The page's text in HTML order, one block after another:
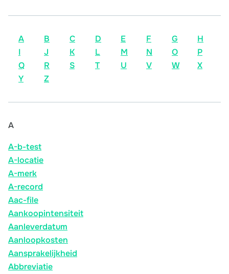
A B C D E F G
H
I
J K L M N O
P
Q
R S T U V W
X
Y
Z
A
A-b-test
A-locatie
A-merk
A-record
Aac-file
Aankoopintensiteit
Aanleverdatum
Aanloopkosten
Aansprakelijkheid
Abbreviatie